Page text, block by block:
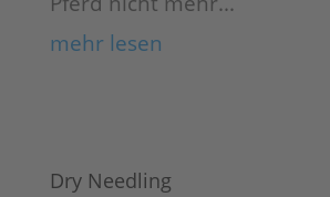
mehr lesen
Dry Needling